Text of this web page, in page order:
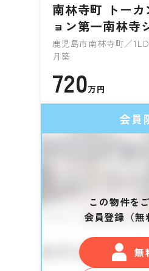
南林寺町 トー
ョン第一南林寺
鹿児島市南林寺町／
月築
720万円
会員
この物件を
会員登録（無
無